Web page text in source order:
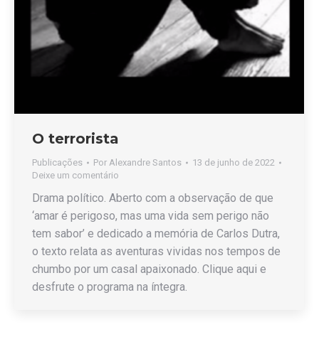
O terrorista
Publicações Por Alexandre Santos
13 de junho de 2022
Deixe um comentário
Drama político. Aberto com a observação de que
‘amar é perigoso, mas uma vida sem perigo não
tem sabor’ e dedicado a memória de Carlos Dutra,
o texto relata as aventuras vividas nos tempos de
chumbo por um casal apaixonado. Clique aqui e
desfrute o programa na íntegra.